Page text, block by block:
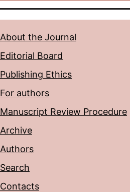
About the Journal
Editorial Board
Publishing Ethics
For authors
Manuscript Review Procedure
Archive
Authors
Search
Contacts